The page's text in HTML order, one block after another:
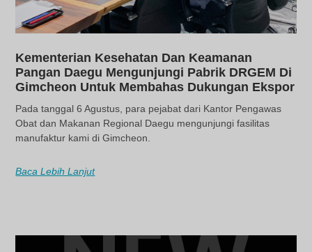
Kementerian Kesehatan Dan Keamanan
Pangan Daegu Mengunjungi Pabrik DRGEM Di
Gimcheon Untuk Membahas Dukungan Ekspor
Pada tanggal 6 Agustus, para pejabat dari Kantor Pengawas
Obat dan Makanan Regional Daegu mengunjungi fasilitas
manufaktur kami di Gimcheon.
Baca Lebih Lanjut